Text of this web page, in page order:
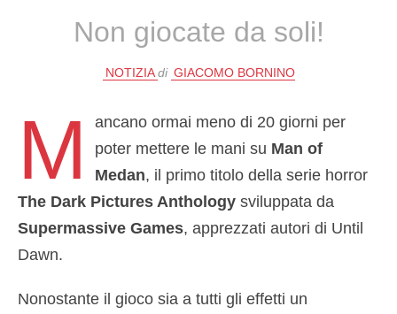
Non giocate da soli!
NOTIZIA di GIACOMO BORNINO
M
ancano ormai meno di 20 giorni per
poter mettere le mani su Man of
Medan, il primo titolo della serie horror
The Dark Pictures Anthology sviluppata da
Supermassive Games, apprezzati autori di Until
Dawn.
Nonostante il gioco sia a tutti gli effetti un